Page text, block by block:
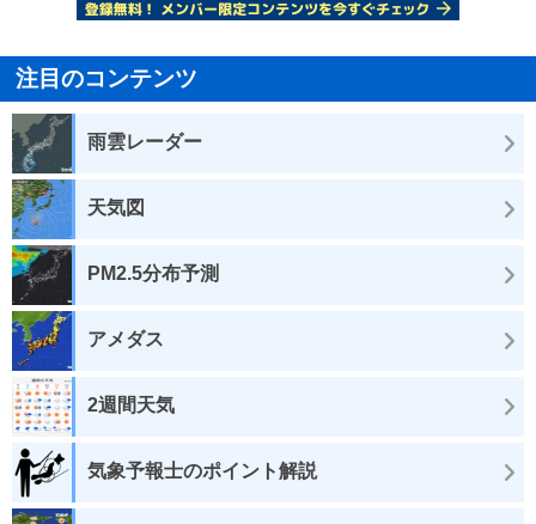
注目のコンテンツ
雨雲レーダー
天気図
PM2.5分布予測
アメダス
2週間天気
気象予報士のポイント解説